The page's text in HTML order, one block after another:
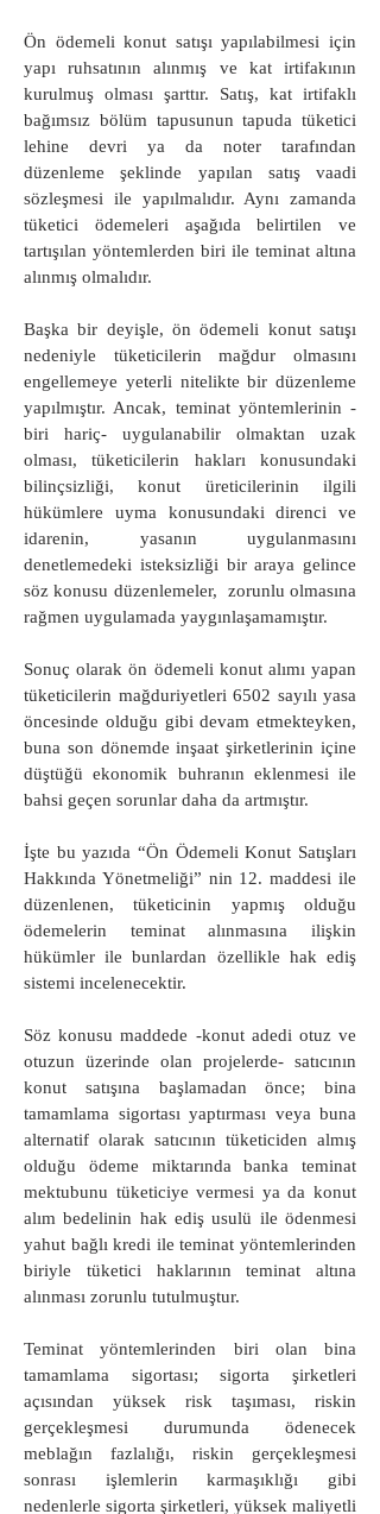
Ön ödemeli konut satışı yapılabilmesi için
yapı ruhsatının alınmış ve kat irtifakının
kurulmuş olması şarttır. Satış, kat irtifaklı
bağımsız bölüm tapusunun tapuda tüketici
lehine devri ya da noter tarafından
düzenleme şeklinde yapılan satış vaadi
sözleşmesi ile yapılmalıdır. Aynı zamanda
tüketici ödemeleri aşağıda belirtilen ve
tartışılan yöntemlerden biri ile teminat altına
alınmış olmalıdır.
Başka bir deyişle, ön ödemeli konut satışı
nedeniyle tüketicilerin mağdur olmasını
engellemeye yeterli nitelikte bir düzenleme
yapılmıştır. Ancak, teminat yöntemlerinin -
biri hariç- uygulanabilir olmaktan uzak
olması, tüketicilerin hakları konusundaki
bilinçsizliği, konut üreticilerinin ilgili
hükümlere uyma konusundaki direnci ve
idarenin, yasanın uygulanmasını
denetlemedeki isteksizliği bir araya gelince
söz konusu düzenlemeler, zorunlu olmasına
rağmen uygulamada yaygınlaşamamıştır.
Sonuç olarak ön ödemeli konut alımı yapan
tüketicilerin mağduriyetleri 6502 sayılı yasa
öncesinde olduğu gibi devam etmekteyken,
buna son dönemde inşaat şirketlerinin içine
düştüğü ekonomik buhranın eklenmesi ile
bahsi geçen sorunlar daha da artmıştır.
İşte bu yazıda “Ön Ödemeli Konut Satışları
Hakkında Yönetmeliği” nin 12. maddesi ile
düzenlenen, tüketicinin yapmış olduğu
ödemelerin teminat alınmasına ilişkin
hükümler ile bunlardan özellikle hak ediş
sistemi incelenecektir.
Söz konusu maddede -konut adedi otuz ve
otuzun üzerinde olan projelerde- satıcının
konut satışına başlamadan önce; bina
tamamlama sigortası yaptırması veya buna
alternatif olarak satıcının tüketiciden almış
olduğu ödeme miktarında banka teminat
mektubunu tüketiciye vermesi ya da konut
alım bedelinin hak ediş usulü ile ödenmesi
yahut bağlı kredi ile teminat yöntemlerinden
biriyle tüketici haklarının teminat altına
alınması zorunlu tutulmuştur.
Teminat yöntemlerinden biri olan bina
tamamlama sigortası; sigorta şirketleri
açısından yüksek risk taşıması, riskin
gerçekleşmesi durumunda ödenecek
meblağın fazlalığı, riskin gerçekleşmesi
sonrası işlemlerin karmaşıklığı gibi
nedenlerle sigorta şirketleri, yüksek maliyetli